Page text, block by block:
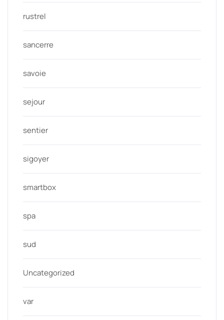
rustrel
sancerre
savoie
sejour
sentier
sigoyer
smartbox
spa
sud
Uncategorized
var